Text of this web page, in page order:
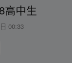
高中生
00:33